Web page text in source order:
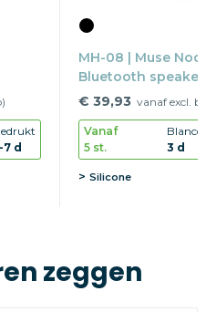
7 d
MH-08 | Muse
Bluetooth
€ 39,93 vanaf excl.
Vanaf
5 st.
Blanco
3 d
Silicone
zeggen